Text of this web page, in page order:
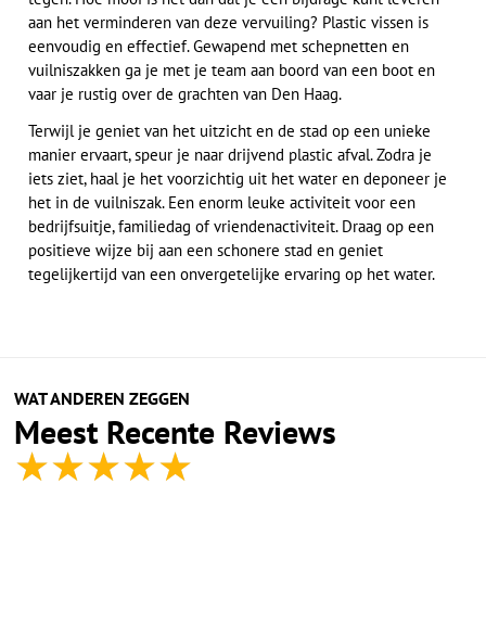
aan het verminderen van deze vervuiling? Plastic vissen is
eenvoudig en effectief. Gewapend met schepnetten en
vuilniszakken ga je met je team aan boord van een boot en
vaar je rustig over de grachten van Den Haag.
Terwijl je geniet van het uitzicht en de stad op een unieke
manier ervaart, speur je naar drijvend plastic afval. Zodra je
iets ziet, haal je het voorzichtig uit het water en deponeer je
het in de vuilniszak. Een enorm leuke activiteit voor een
bedrijfsuitje, familiedag of vriendenactiviteit. Draag op een
positieve wijze bij aan een schonere stad en geniet
tegelijkertijd van een onvergetelijke ervaring op het water.
WAT ANDEREN ZEGGEN
Meest Recente Reviews
★★★★★